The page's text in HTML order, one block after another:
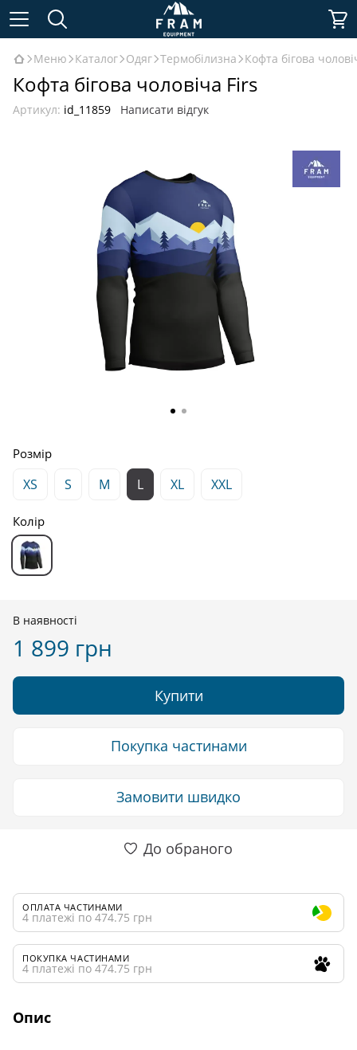
Меню Каталог Одяг Термобілизна Кофта бігова
Кофта бігова чоловіча Firs
Артикул: id_11859 Написати відгук
Розмір
XS S M L XL XXL
Колір
В наявності
1 899 грн
Купити
Покупка частинами
Замовити швидко
До обраного
ОПЛАТА ЧАСТИНАМИ
4 платежі по 474.75 грн
ПОКУПКА ЧАСТИНАМИ
4 платежі по 474.75 грн
Опис